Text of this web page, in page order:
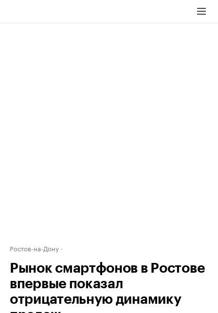
Ростов-на-Дону
Рынок смартфонов в Ростове
впервые показал
отрицательную динамику